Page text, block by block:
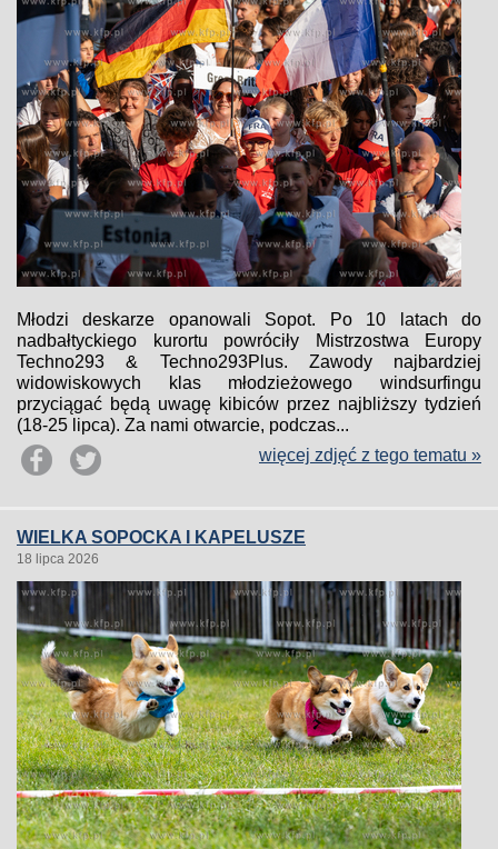
Młodzi deskarze opanowali Sopot. Po 10 latach do
nadbałtyckiego kurortu powróciły Mistrzostwa Europy
Techno293 & Techno293Plus. Zawody najbardziej
widowiskowych klas młodzieżowego windsurfingu
przyciągać będą uwagę kibiców przez najbliższy tydzień
(18-25 lipca). Za nami otwarcie, podczas...
więcej zdjęć z tego tematu »
WIELKA SOPOCKA I KAPELUSZE
18 lipca 2026